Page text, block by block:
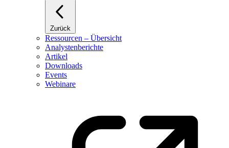
Zurück
Ressourcen – Übersicht
Analystenberichte
Artikel
Downloads
Events
Webinare